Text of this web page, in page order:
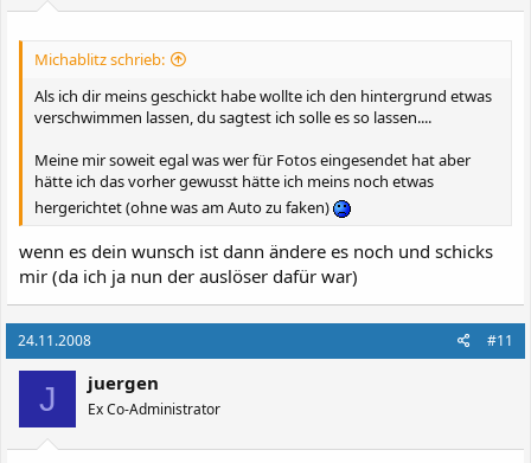
Michablitz schrieb:
Als ich dir meins geschickt habe wollte ich den hintergrund etwas
verschwimmen lassen, du sagtest ich solle es so lassen....
Meine mir soweit egal was wer für Fotos eingesendet hat aber
hätte ich das vorher gewusst hätte ich meins noch etwas
hergerichtet (ohne was am Auto zu faken)
wenn es dein wunsch ist dann ändere es noch und schicks
mir (da ich ja nun der auslöser dafür war)
24.11.2008 #11
J juergen
Ex Co-Administrator